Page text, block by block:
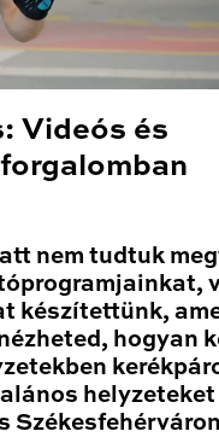
Videós és
nem tudtuk
készítettünk,
hogyan